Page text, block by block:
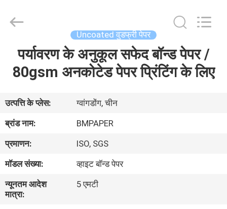
हमारे
बारे
कारखाने
CO.,LTD.
Uncoated वुडफ्री पेपर
पर्यावरण के अनुकूल सफेद बॉन्ड पेपर /
80gsm अनकोटेड पेपर प्रिंटिंग के लिए
उत्पत्ति के प्लेस:
ग्वांगडोंग, चीन
ब्रांड नाम:
BMPAPER
प्रमाणन:
ISO, SGS
मॉडल संख्या:
व्हाइट बॉन्ड पेपर
न्यूनतम आदेश
मात्रा:
5 एमटी